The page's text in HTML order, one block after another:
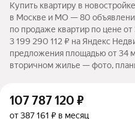
Купить квартиру в
в Москве и МО — 80
по продаже квартир по цене
3 199 290 112 ₽ на Яндекс
предложения площадью от 34
вторичном жилье — фото,
107 787 120 ₽
от 387 161 ₽ в месяц